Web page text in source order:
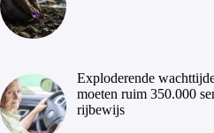
Exploderende
moeten ruim 350.000
rijbewijs